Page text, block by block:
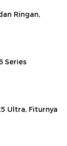
Ringan,
Series
Ultra, Fiturnya